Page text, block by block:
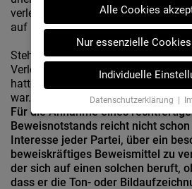
verletzt. Wer derart verletzt wird,
auf Beseitigung des
Steht ein Eingriff in die
Verletzer beweisen, dass er ein
hatte und die Maßnahme zur
war. Sie muss auch das
Für die Annahme eines
Beweisnotstands reicht nicht
Interesse jeder Partei, über ein
beweiskräftiges Beweismittel zu
der sich auf einen solchen beruft,
dass er die Ton- oder
Alle Cookies
Nur essenzielle
Individuelle
Datenschutzerklärung